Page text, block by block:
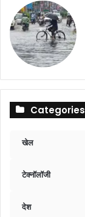
Categories
खेल
टेक्नॉलॉजी
देश